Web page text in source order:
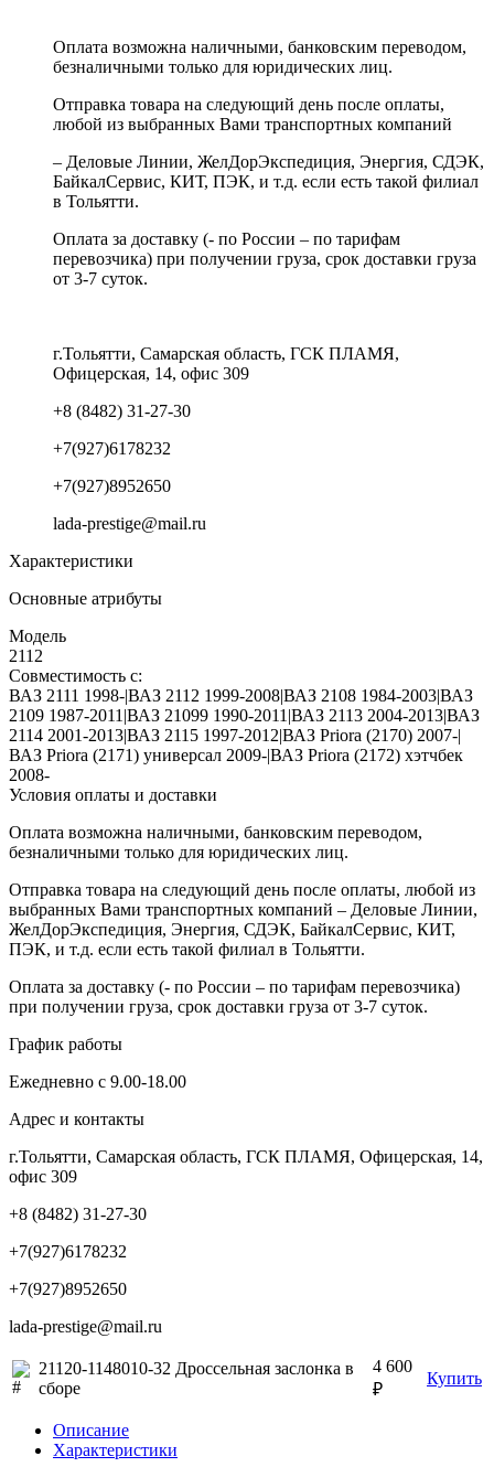
Оплата возможна наличными, банковским переводом,
безналичными только для юридических лиц.
Отправка товара на следующий день после оплаты,
любой из выбранных Вами транспортных компаний
– Деловые Линии, ЖелДорЭкспедиция, Энергия, СДЭК,
БайкалСервис, КИТ, ПЭК, и т.д. если есть такой филиал
в Тольятти.
Оплата за доставку (- по России – по тарифам
перевозчика) при получении груза, срок доставки груза
от 3-7 суток.
г.Тольятти, Самарская область, ГСК ПЛАМЯ,
Офицерская, 14, офис 309
+8 (8482) 31-27-30
+7(927)6178232
+7(927)8952650
lada-prestige@mail.ru
Характеристики
Основные атрибуты
Модель
2112
Совместимость с:
ВАЗ 2111 1998-|ВАЗ 2112 1999-2008|ВАЗ 2108 1984-2003|ВАЗ
2109 1987-2011|ВАЗ 21099 1990-2011|ВАЗ 2113 2004-2013|ВАЗ
2114 2001-2013|ВАЗ 2115 1997-2012|ВАЗ Priora (2170) 2007-|
ВАЗ Priora (2171) универсал 2009-|ВАЗ Priora (2172) хэтчбек
2008-
Условия оплаты и доставки
Оплата возможна наличными, банковским переводом,
безналичными только для юридических лиц.
Отправка товара на следующий день после оплаты, любой из
выбранных Вами транспортных компаний – Деловые Линии,
ЖелДорЭкспедиция, Энергия, СДЭК, БайкалСервис, КИТ,
ПЭК, и т.д. если есть такой филиал в Тольятти.
Оплата за доставку (- по России – по тарифам перевозчика)
при получении груза, срок доставки груза от 3-7 суток.
График работы
Ежедневно с 9.00-18.00
Адрес и контакты
г.Тольятти, Самарская область, ГСК ПЛАМЯ, Офицерская, 14,
офис 309
+8 (8482) 31-27-30
+7(927)6178232
+7(927)8952650
lada-prestige@mail.ru
21120-1148010-32 Дроссельная заслонка в
сборе
4 600
₽
Купить
Описание
Характеристики